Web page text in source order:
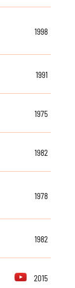
1998
1991
1975
1982
1978
1982
2015